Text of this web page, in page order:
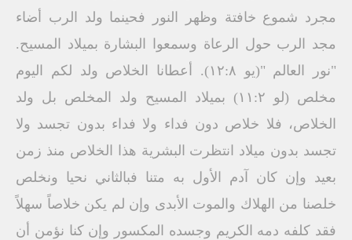
مجرد شموع خافتة وظهر النور فحينما ولد الرب أضاء
مجد الرب حول الرعاة وسمعوا البشارة بميلاد المسيح.
"نور العالم "(يو ١٢:٨). أعطانا الخلاص ولد لكم اليوم
مخلص (لو ١١:٢) بميلاد المسيح ولد المخلص بل ولد
الخلاص، فلا خلاص دون فداء ولا فداء بدون تجسد ولا
تجسد بدون ميلاد انتظرت البشرية هذا الخلاص منذ زمن
بعيد وإن كان آدم الأول به متنا فبالثاني نحيا ونخلص
خلصنا من الهلاك والموت الأبدى وإن لم يكن خلاصاً سهلاً
فقد كلفه دمه الكريم وجسده المكسور وإن كنا نؤمن أن